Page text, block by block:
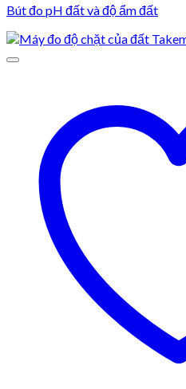
Bút đo pH đất và độ ẩm đất